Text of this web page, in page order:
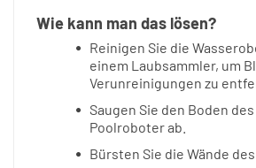
Wie kann man das lösen?
Reinigen Sie die
einem Laubsammler, um
Verunreinigungen zu
Saugen Sie den Boden
Poolroboter ab.
Bürsten Sie die Wände des